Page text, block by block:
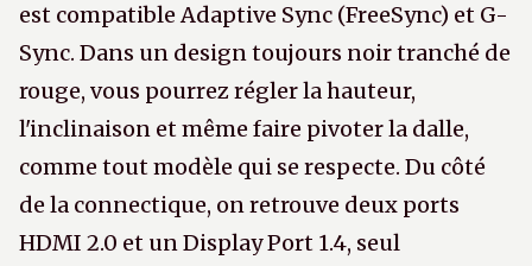
est compatible Adaptive Sync (FreeSync) et G-
Sync. Dans un design toujours noir tranché de
rouge, vous pourrez régler la hauteur,
l'inclinaison et même faire pivoter la dalle,
comme tout modèle qui se respecte. Du côté
de la connectique, on retrouve deux ports
HDMI 2.0 et un Display Port 1.4, seul